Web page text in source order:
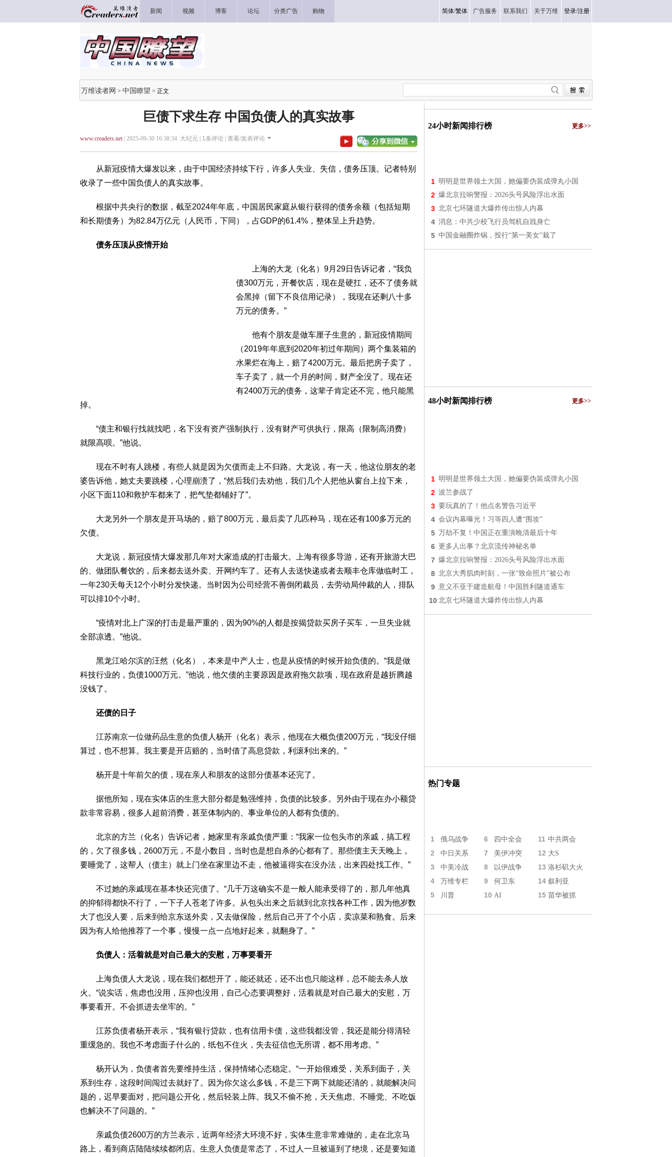
新闻 视频 博客 论坛 分类广告 购物 简体/繁体 广告服务 联系我们 关于万维 登录/注册
万维读者网 > 中国瞭望 > 正文
巨债下求生存 中国负债人的真实故事
www.creaders.net| 2025-09-30 16:38:34 大纪元 | 1条评论 | 查看/发表评论
从新冠疫情大爆发以来，由于中国经济持续下行，许多人失业、失信，债务压顶。记者特别
收录了一些中国负债人的真实故事。
根据中共央行的数据，截至2024年年底，中国居民家庭从银行获得的债务余额（包括短期
和长期债务）为82.84万亿元（人民币，下同），占GDP的61.4%，整体呈上升趋势。
债务压顶从疫情开始
上海的大龙（化名）9月29日告诉记者，“我负
债300万元，开餐饮店，现在是硬扛，还不了债务就
会黑掉（留下不良信用记录），我现在还剩八十多
万元的债务。”
他有个朋友是做车厘子生意的，新冠疫情期间
（2019年年底到2020年初过年期间）两个集装箱的
水果烂在海上，赔了4200万元。最后把房子卖了，
车子卖了，就一个月的时间，财产全没了。现在还
有2400万元的债务，这辈子肯定还不完，他只能黑
掉。
“债主和银行找就找吧，名下没有资产强制执行，没有财产可供执行，限高（限制高消费）
就限高呗。”他说。
现在不时有人跳楼，有些人就是因为欠债而走上不归路。大龙说，有一天，他这位朋友的老
婆告诉他，她丈夫要跳楼，心理崩溃了，“然后我们去劝他，我们几个人把他从窗台上拉下来，
小区下面110和救护车都来了，把气垫都铺好了”。
大龙另外一个朋友是开马场的，赔了800万元，最后卖了几匹种马，现在还有100多万元的
欠债。
大龙说，新冠疫情大爆发那几年对大家造成的打击最大。上海有很多导游，还有开旅游大巴
的、做团队餐饮的，后来都去送外卖、开网约车了。还有人去送快递或者去顺丰仓库做临时工，
一年230天每天12个小时分发快递。当时因为公司经营不善倒闭裁员，去劳动局仲裁的人，排队
可以排10个小时。
“疫情对北上广深的打击是最严重的，因为90%的人都是按揭贷款买房子买车，一旦失业就
全部凉透。”他说。
黑龙江哈尔滨的汪然（化名），本来是中产人士，也是从疫情的时候开始负债的。“我是做
科技行业的，负债1000万元。”他说，他欠债的主要原因是政府拖欠款项，现在政府是越折腾越
没钱了。
还债的日子
江苏南京一位做药品生意的负债人杨开（化名）表示，他现在大概负债200万元，“我没仔细
算过，也不想算。我主要是开店赔的，当时借了高息贷款，利滚利出来的。”
杨开是十年前欠的债，现在亲人和朋友的这部分债基本还完了。
据他所知，现在实体店的生意大部分都是勉强维持，负债的比较多。另外由于现在办小额贷
款非常容易，很多人超前消费，甚至体制内的、事业单位的人都有负债的。
北京的方兰（化名）告诉记者，她家里有亲戚负债严重：“我家一位包头市的亲戚，搞工程
的，欠了很多钱，2600万元，不是小数目，当时也是想自杀的心都有了。那些债主天天晚上，
要睡觉了，这帮人（债主）就上门坐在家里边不走，他被逼得实在没办法，出来四处找工作。”
不过她的亲戚现在基本快还完债了。“几千万这确实不是一般人能承受得了的，那几年他真
的抑郁得都快不行了，一下子人苍老了许多。从包头出来之后就到北京找各种工作，因为他岁数
大了也没人要，后来到给京东送外卖，又去做保险，然后自己开了个小店，卖凉菜和熟食。后来
因为有人给他推荐了一个事，慢慢一点一点地好起来，就翻身了。”
负债人：活着就是对自己最大的安慰，万事要看开
上海负债人大龙说，现在我们都想开了，能还就还，还不出也只能这样，总不能去杀人放
火。“说实话，焦虑也没用，压抑也没用，自己心态要调整好，活着就是对自己最大的安慰，万
事要看开。不会抓进去坐牢的。”
江苏负债者杨开表示，“我有银行贷款，也有信用卡债，这些我都没管，我还是能分得清轻
重缓急的。我也不考虑面子什么的，纸包不住火，失去征信也无所谓，都不用考虑。”
杨开认为，负债者首先要维持生活，保持情绪心态稳定。“一开始很难受，关系到面子，关
系到生存，这段时间闯过去就好了。因为你欠这么多钱，不是三下两下就能还清的，就能解决问
题的，迟早要面对，把问题公开化，然后轻装上阵。我又不偷不抢，天天焦虑、不睡觉、不吃饭
也解决不了问题的。”
亲戚负债2600万的方兰表示，近两年经济大环境不好，实体生意非常难做的，走在北京马
路上，看到商店陆陆续续都闭店。生意人负债是常态了，不过人一旦被逼到了绝境，还是要知道
24小时新闻排行榜 更多>>
1 明明是世界领土大国，她偏要伪装成弹丸小国
2 爆北京拉响警报：2026头号风险浮出水面
3 北京七环隧道大爆炸传出惊人内幕
4 消息：中共少校飞行员驾机自戕身亡
5 中国金融圈炸锅，投行“第一美女”栽了
48小时新闻排行榜 更多>>
1 明明是世界领土大国，她偏要伪装成弹丸小国
2 波兰参战了
3 要玩真的了！他点名警告习近平
4 会议内幕曝光！习等四人遭“围攻”
5 万劫不复！中国正在重演晚清最后十年
6 更多人出事？北京流传神秘名单
7 爆北京拉响警报：2026头号风险浮出水面
8 北京大秀肌肉时刻，一张“致命照片”被公布
9 意义不亚于建造航母！中国胜利隧道通车
10 北京七环隧道大爆炸传出惊人内幕
热门专题
1 俄乌战争 6 四中全会 11 中共两会
2 中日关系 7 美伊冲突 12 大S
3 中美冷战 8 以伊战争 13 洛杉矶大火
4 万维专栏 9 何卫东 14 叙利亚
5 川普 10 AI 15 苗华被抓